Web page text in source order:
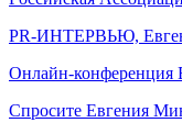
PR-ИНТЕРВЬЮ,
Онлайн-конференция
Спросите Евгения